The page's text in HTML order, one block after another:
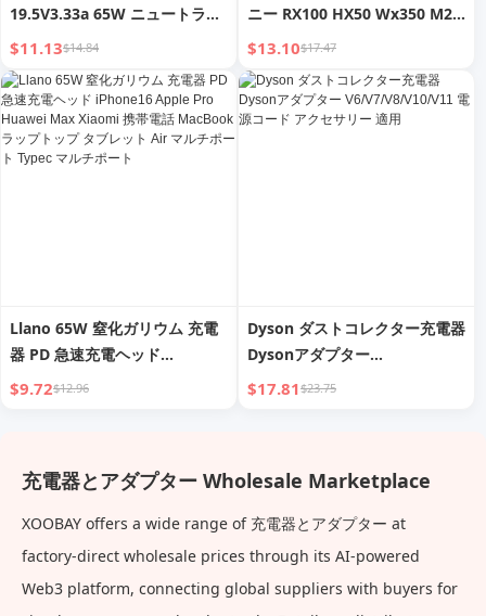
19.5V3.33a 65W ニュートラル
HP War 66 Pavilion 15/M4
Envy14 パソコンライン用電源
アダプター
$11.13$14.84
ニー RX100 HX50 Wx350 M2
M3 M4 M5 Rx1r Cx240e HX90
ブラックカード 3ペア 固定充電
器 USB
$13.10$17.47
Llano 65W 窒化ガリウム 充電
器 PD 急速充電ヘッド
iPhone16 Apple Pro Huawei
マルチポート
$9.72$12.96
Dyson ダストコレクター充電器
Dysonアダプター
V6/V7/V8/V10/V11 電源コード
$17.81$23.75
充電器とアダプター Wholesale Marketplace
XOOBAY offers a wide range of 充電器とアダプター at
factory-direct wholesale prices through its AI-powered
Web3 platform, connecting global suppliers with buyers for